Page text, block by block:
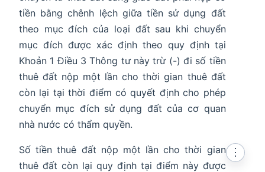
tiền bằng chênh lệch giữa tiền sử dụng đất
theo mục đích của loại đất sau khi chuyển
mục đích được xác định theo quy định tại
Khoản 1 Điều 3 Thông tư này trừ (-) đi số tiền
thuê đất nộp một lần cho thời gian thuê đất
còn lại tại thời điểm có quyết định cho phép
chuyển mục đích sử dụng đất của cơ quan
nhà nước có thẩm quyền.
Số tiền thuê đất nộp một lần cho thời gian
thuê đất còn lại quy định tại điểm này được
⋮